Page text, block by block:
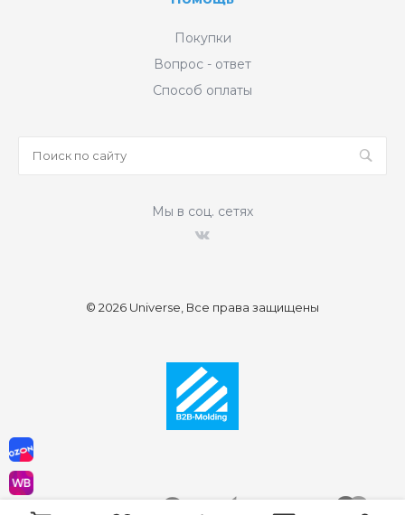
Покупки
Вопрос - ответ
Способ оплаты
Мы в соц. сетях
© 2026 Universe, Все права защищены